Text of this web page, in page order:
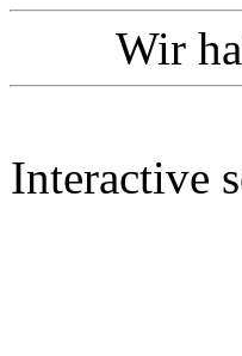
Wir
Interactive